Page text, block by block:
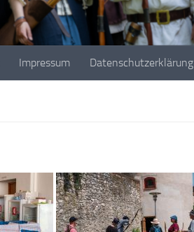
Impressum Datenschutzerklärung